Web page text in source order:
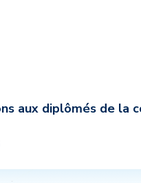
aux diplômés de la